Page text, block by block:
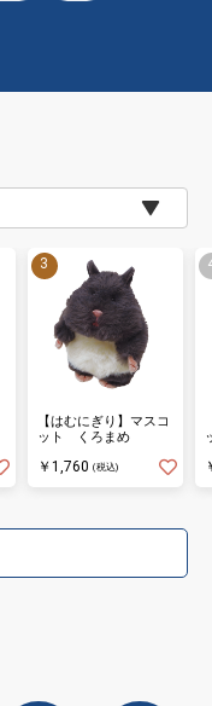
【はむにぎり】マスコ
ット くろまめ
￥1,760 (税込)